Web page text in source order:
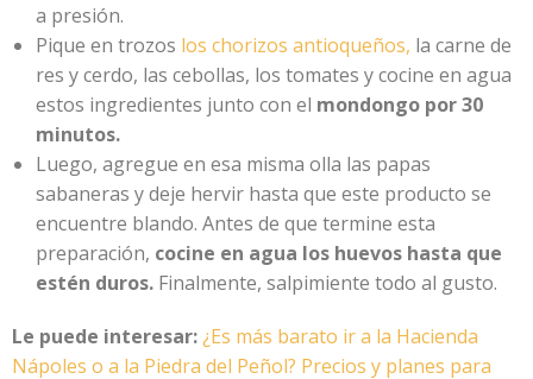
a presión.
Pique en trozos los chorizos antioqueños, la carne de
res y cerdo, las cebollas, los tomates y cocine en agua
estos ingredientes junto con el mondongo por 30
minutos.
Luego, agregue en esa misma olla las papas
sabaneras y deje hervir hasta que este producto se
encuentre blando. Antes de que termine esta
preparación, cocine en agua los huevos hasta que
estén duros. Finalmente, salpimiente todo al gusto.
Le puede interesar: ¿Es más barato ir a la Hacienda
Nápoles o a la Piedra del Peñol? Precios y planes para